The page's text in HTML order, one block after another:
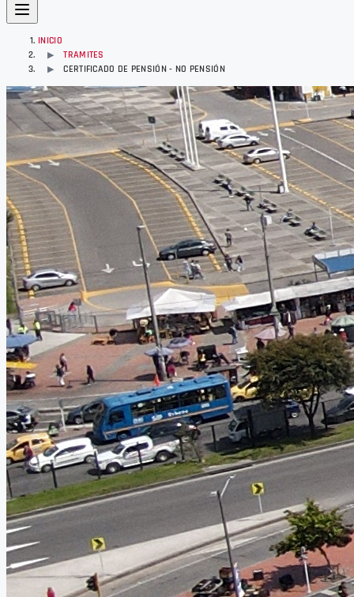
INICIO
▶ TRAMITES
▶ CERTIFICADO DE PENSIÓN - NO PENSIÓN